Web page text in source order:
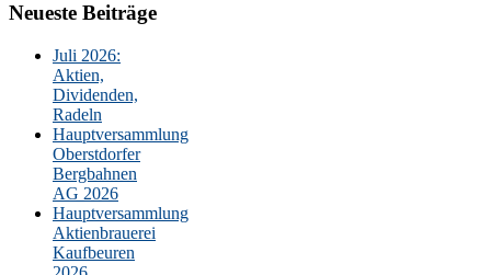
Neueste Beiträge
Juli 2026:
Aktien,
Dividenden,
Radeln
Hauptversammlung
Oberstdorfer
Bergbahnen
AG 2026
Hauptversammlung
Aktienbrauerei
Kaufbeuren